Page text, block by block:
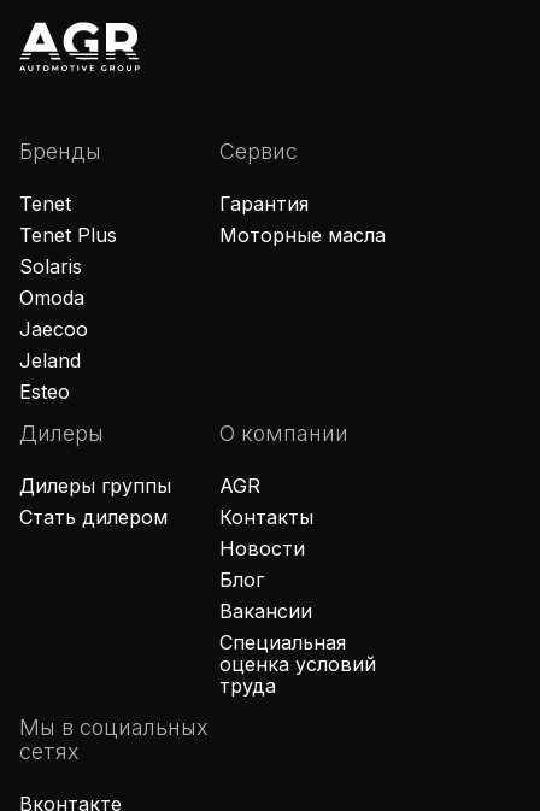
Бренды
Tenet
Tenet Plus
Solaris
Omoda
Jaecoo
Jeland
Esteo
Сервис
Гарантия
Моторные масла
Дилеры
Дилеры группы
Стать дилером
О компании
AGR
Контакты
Новости
Блог
Вакансии
Специальная
оценка условий
труда
Мы в социальных
сетях
Вконтакте